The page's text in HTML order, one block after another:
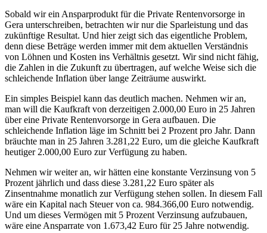
Sobald wir ein Ansparprodukt für die Private Rentenvorsorge in
Gera unterschreiben, betrachten wir nur die Sparleistung und das
zukünftige Resultat. Und hier zeigt sich das eigentliche Problem,
denn diese Beträge werden immer mit dem aktuellen Verständnis
von Löhnen und Kosten ins Verhältnis gesetzt. Wir sind nicht fähig,
die Zahlen in die Zukunft zu übertragen, auf welche Weise sich die
schleichende Inflation über lange Zeiträume auswirkt.
Ein simples Beispiel kann das deutlich machen. Nehmen wir an,
man will die Kaufkraft von derzeitigen 2.000,00 Euro in 25 Jahren
über eine Private Rentenvorsorge in Gera aufbauen. Die
schleichende Inflation läge im Schnitt bei 2 Prozent pro Jahr. Dann
bräuchte man in 25 Jahren 3.281,22 Euro, um die gleiche Kaufkraft
heutiger 2.000,00 Euro zur Verfügung zu haben.
Nehmen wir weiter an, wir hätten eine konstante Verzinsung von 5
Prozent jährlich und dass diese 3.281,22 Euro später als
Zinsentnahme monatlich zur Verfügung stehen sollen. In diesem Fall
wäre ein Kapital nach Steuer von ca. 984.366,00 Euro notwendig.
Und um dieses Vermögen mit 5 Prozent Verzinsung aufzubauen,
wäre eine Ansparrate von 1.673,42 Euro für 25 Jahre notwendig.